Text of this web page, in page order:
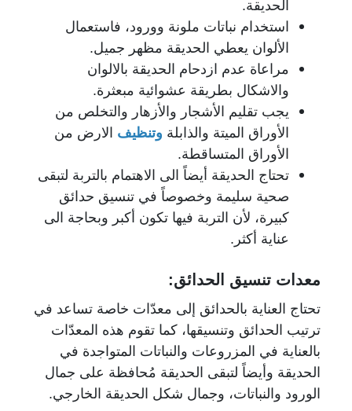
الحديقة.
استخدام نباتات ملونة وورود، فاستعمال
الألوان يعطي الحديقة مظهر جميل.
مراعاة عدم ازدحام الحديقة بالالوان
والاشكال بطريقة عشوائية مبعثرة.
يجب تقليم الأشجار والأزهار والتخلص من
الأوراق الميتة والذابلة وتنظيف الارض من
الأوراق المتساقطة.
تحتاج الحديقة أيضاً الى الاهتمام بالتربة لتبقى
صحية سليمة وخصوصاً في تنسيق حدائق
كبيرة، لأن التربة فيها تكون أكبر وبحاجة الى
عناية أكثر.
معدات تنسيق الحدائق:
تحتاج العناية بالحدائق إلى معدّات خاصة تساعد في
ترتيب الحدائق وتنسيقها، كما تقوم هذه المعدّات
بالعناية في المزروعات والنباتات المتواجدة في
الحديقة وأيضاً لتبقى الحديقة مُحافظة على جمال
الورود والنباتات، وجمال شكل الحديقة الخارجي.